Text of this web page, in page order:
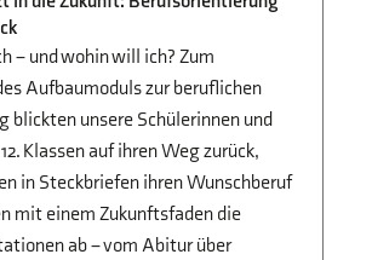
– und wohin will ich? Zum
Aufbaumoduls zur beruflichen
blickten unsere Schülerinnen und
Klassen auf ihren Weg zurück,
in Steckbriefen ihren Wunschberuf
mit einem Zukunftsfaden die
ab – vom Abitur über